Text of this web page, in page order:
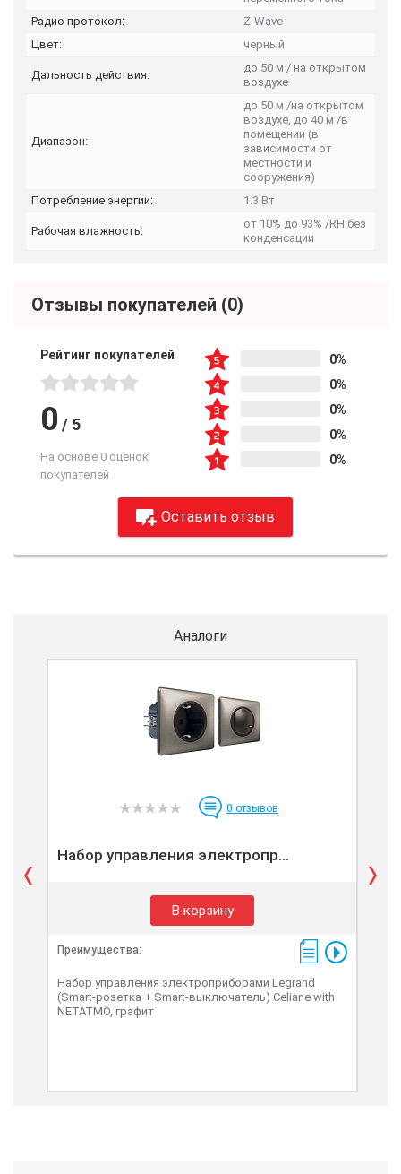
Радио протокол:
Z-Wave
Цвет:
черный
Дальность действия:
до 50 м / на открытом
воздухе
Диапазон:
до 50 м /на открытом
воздухе, до 40 м /в
помещении (в
зависимости от
местности и
сооружения)
Потребление энергии:
1.3 Вт
Рабочая влажность:
от 10% до 93% /RH без
конденсации
Отзывы покупателей (0)
Рейтинг покупателей
0 / 5
На основе 0 оценок
покупателей
0%
0%
0%
0%
0%
Оставить отзыв
Аналоги
0 отзывов
Набор управления электропр...
В корзину
Преимущества:
Набор управления электроприборами Legrand
(Smart-розетка + Smart-выключатель) Celiane with
NETATMO, графит